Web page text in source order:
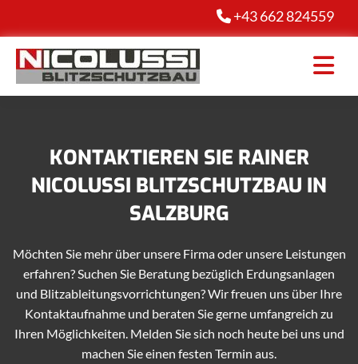
 +43 662 824559
KONTAKTIEREN SIE RAINER
NICOLUSSI BLITZSCHUTZBAU IN
SALZBURG
Möchten Sie mehr über unsere Firma oder unsere Leistungen
erfahren? Suchen Sie Beratung bezüglich Erdungsanlagen
und Blitzableitungsvorrichtungen? Wir freuen uns über Ihre
Kontaktaufnahme und beraten Sie gerne umfangreich zu
Ihren Möglichkeiten. Melden Sie sich noch heute bei uns und
machen Sie einen festen Termin aus.